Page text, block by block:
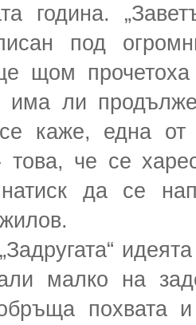
година.
под
щом прочетоха
има ли
каже, една от
това, че се
да се
малко на
похвата